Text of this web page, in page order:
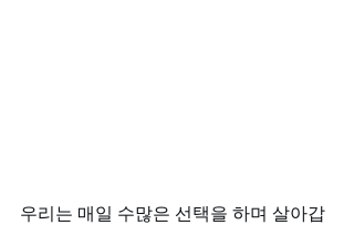
우리는 매일 수많은 선택을 하며 살아갑